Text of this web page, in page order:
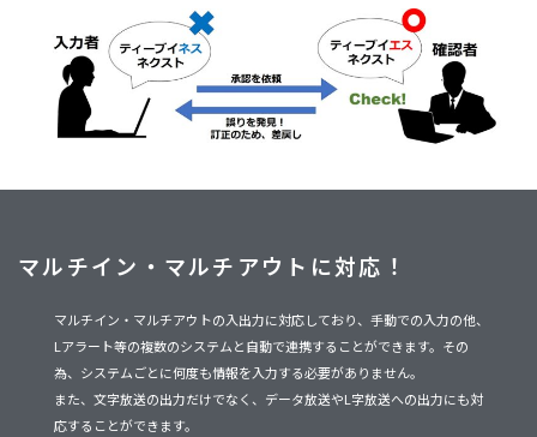
マルチイン・マルチアウトに対応！
マルチイン・マルチアウトの入出力に対応しており、手動での入力の他、
Lアラート等の複数のシステムと自動で連携することができます。その
為、システムごとに何度も情報を入力する必要がありません。
また、文字放送の出力だけでなく、データ放送やL字放送への出力にも対
応することができます。